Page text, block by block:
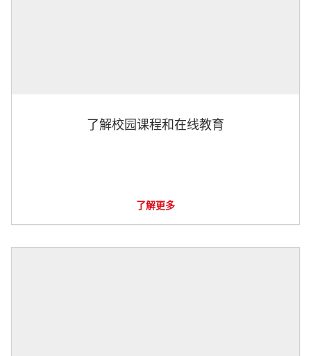
了解校园课程和在线教育
了解更多